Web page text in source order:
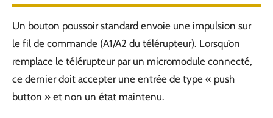
Un bouton poussoir standard envoie une impulsion sur
le fil de commande (A1/A2 du télérupteur). Lorsqu’on
remplace le télérupteur par un micromodule connecté,
ce dernier doit accepter une entrée de type « push
button » et non un état maintenu.